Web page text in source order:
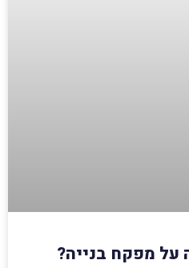
על מפקח בנייה?